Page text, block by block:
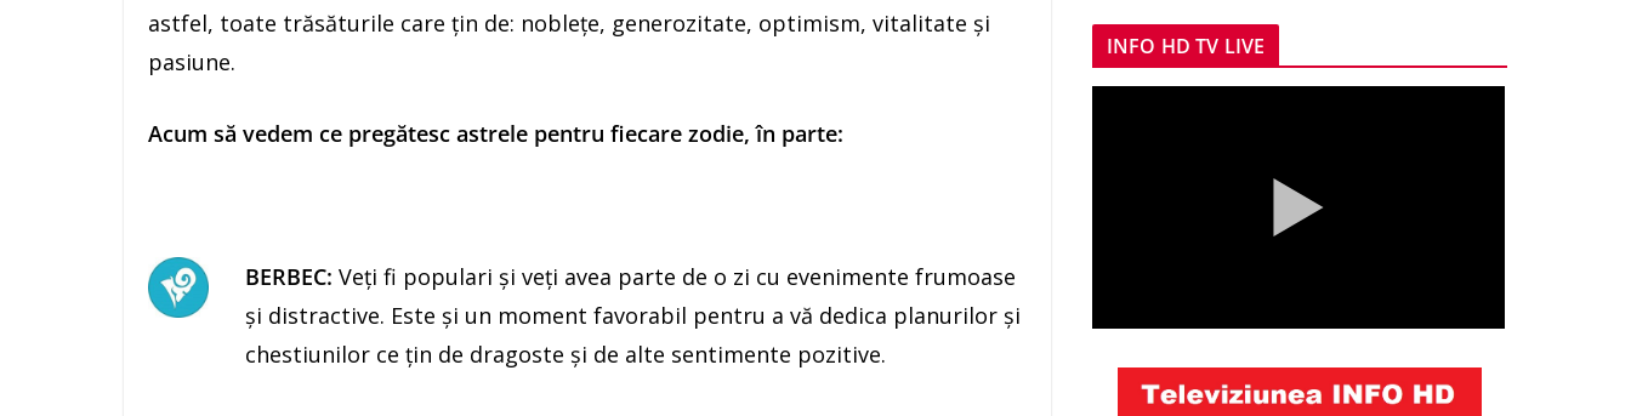
astfel, toate trăsăturile care ţin de: nobleţe, generozitate, optimism, vitalitate şi
pasiune.
Acum să vedem ce pregătesc astrele pentru fiecare zodie, în parte:
BERBEC: Veţi fi populari şi veţi avea parte de o zi cu evenimente frumoase
şi distractive. Este și un moment favorabil pentru a vă dedica planurilor şi
chestiunilor ce ţin de dragoste şi de alte sentimente pozitive.
INFO HD TV LIVE